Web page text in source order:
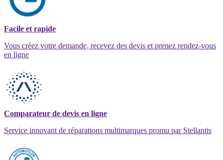
Facile et rapide
Vous créez votre demande, recevez des devis et prenez rendez-vous
en ligne
Comparateur de devis en ligne
Service innovant de réparations multimarques promu par Stellantis